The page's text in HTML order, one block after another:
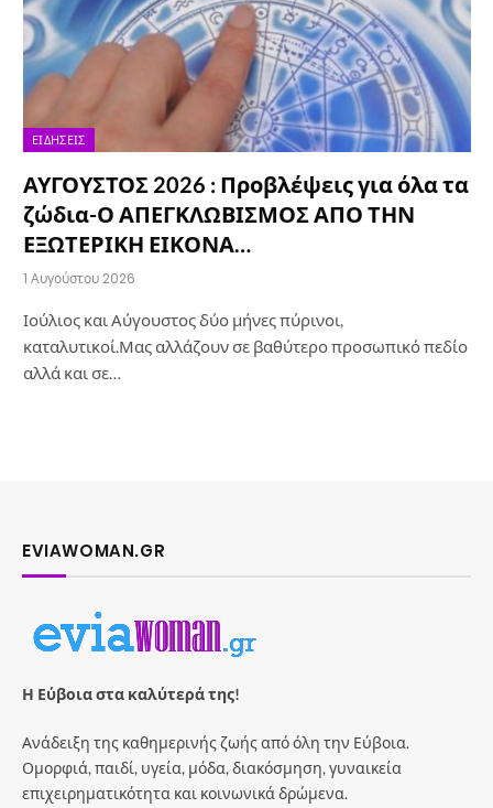
ΕΙΔΉΣΕΙΣ
ΑΥΓΟΥΣΤΟΣ 2026 : Προβλέψεις για όλα τα
ζώδια-Ο ΑΠΕΓΚΛΩΒΙΣΜΟΣ ΑΠΟ ΤΗΝ
ΕΞΩΤΕΡΙΚΗ ΕΙΚΟΝΑ…
1 Αυγούστου 2026
Ιούλιος και Αύγουστος δύο μήνες πύρινοι,
καταλυτικοί.Μας αλλάζουν σε βαθύτερο προσωπικό πεδίο
αλλά και σε…
EVIAWOMAN.GR
Η Εύβοια στα καλύτερά της!
Ανάδειξη της καθημερινής ζωής από όλη την Εύβοια.
Ομορφιά, παιδί, υγεία, μόδα, διακόσμηση, γυναικεία
επιχειρηματικότητα και κοινωνικά δρώμενα.